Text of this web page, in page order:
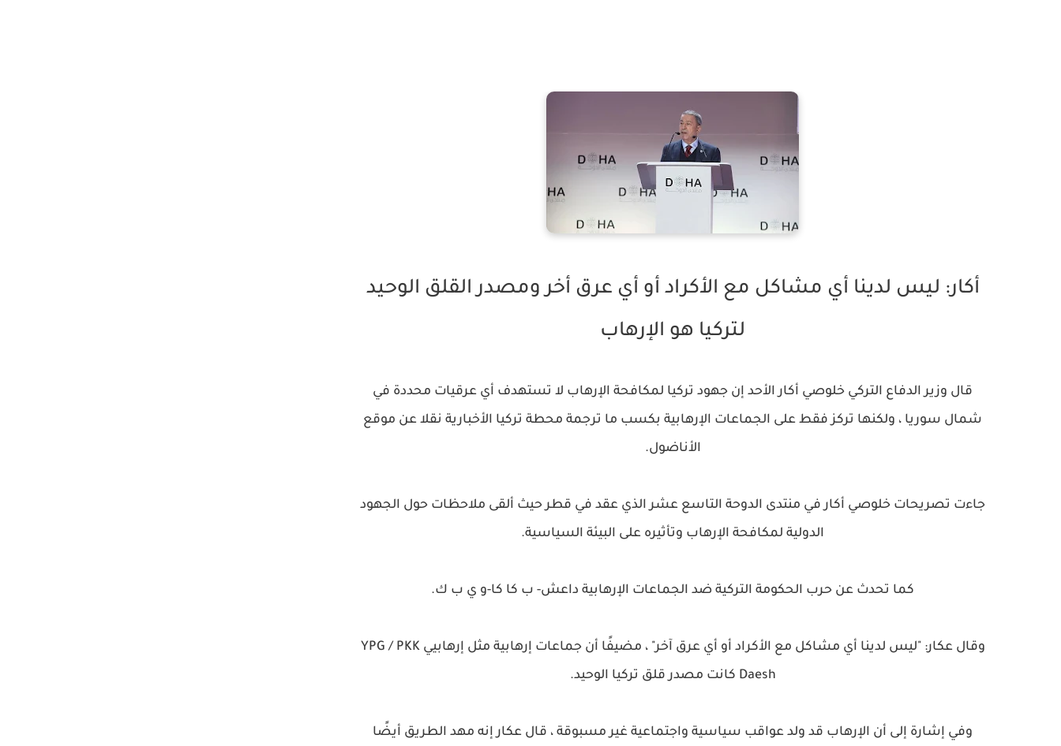
أكار: ليس لدينا أي مشاكل مع الأكراد أو أي عرق أخر ومصدر القلق الوحيد
لتركيا هو الإرهاب
قال وزير الدفاع التركي خلوصي أكار الأحد إن جهود تركيا لمكافحة الإرهاب لا تستهدف أي عرقيات محددة في
شمال سوريا ، ولكنها تركز فقط على الجماعات الإرهابية بكسب ما ترجمة محطة تركيا الأخبارية نقلا عن موقع
الأناضول.
جاءت تصريحات خلوصي أكار في منتدى الدوحة التاسع عشر الذي عقد في قطر حيث ألقى ملاحظات حول الجهود
الدولية لمكافحة الإرهاب وتأثيره على البيئة السياسية.
كما تحدث عن حرب الحكومة التركية ضد الجماعات الإرهابية داعش- ب كا كا-و ي ب ك.
وقال عكار: "ليس لدينا أي مشاكل مع الأكراد أو أي عرق آخر" ، مضيفًا أن جماعات إرهابية مثل إرهابييYPG / PKK
Daesh كانت مصدر قلق تركيا الوحيد.
وفي إشارة إلى أن الإرهاب قد ولد عواقب سياسية واجتماعية غير مسبوقة ، قال عكار إنه مهد الطريق أيضًا